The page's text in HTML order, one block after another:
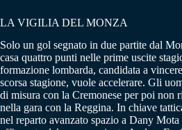
LA VIGILIA DEL MONZA
Solo un gol segnato in due partite dal
casa quattro punti nelle prime uscite
formazione lombarda, candidata a
scorsa stagione, vuole accelerare. Gli
di misura con la Cremonese per poi non
nella gara con la Reggina. In chiave
nel reparto avanzato spazio a Dany Mota